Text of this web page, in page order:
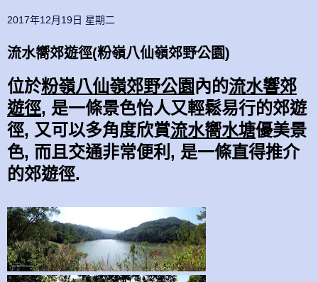
2017年12月19日 星期二
流水嚮郊遊徑(粉嶺八仙嶺郊野公園)
位於粉嶺八仙嶺郊野公園內的流水響郊
遊徑, 是一條景色怡人又輕鬆易行的郊遊
徑, 又可以多角度欣賞流水嚮水塘優美景
色, 而且交通非常便利, 是一條直得推介
的郊遊徑.